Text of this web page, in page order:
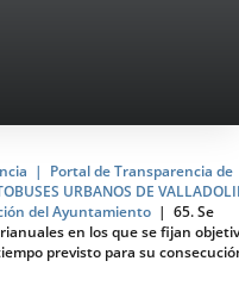
Portal de Transparencia de
URBANOS DE
del Ayuntamiento
65. Se
en los que se fijan
previsto para su